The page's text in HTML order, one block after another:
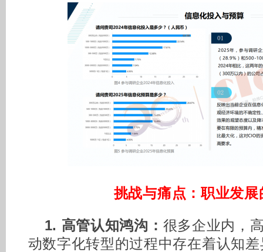
挑战与痛点：职业发
1. 高管认知鸿沟： 很多企业内，
动数字化转型的过程中存在着认知